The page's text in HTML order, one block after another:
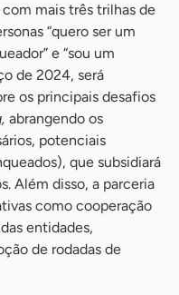
mais três trilhas de
“quero ser um
e “sou um
de 2024, será
os principais desafios
abrangendo os
potenciais
que subsidiará
Além disso, a parceria
como cooperação
entidades,
de rodadas de